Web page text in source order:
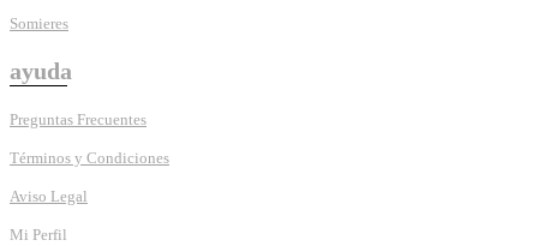
Somieres
ayuda
Preguntas Frecuentes
Términos y Condiciones
Aviso Legal
Mi Perfil